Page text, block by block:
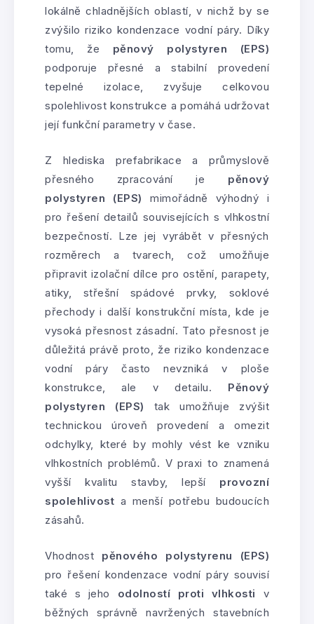
lokálně chladnějších oblastí, v nichž by se
zvýšilo riziko kondenzace vodní páry. Díky
tomu, že pěnový polystyren (EPS)
podporuje přesné a stabilní provedení
tepelné izolace, zvyšuje celkovou
spolehlivost konstrukce a pomáhá udržovat
její funkční parametry v čase.
Z hlediska prefabrikace a průmyslově
přesného zpracování je pěnový
polystyren (EPS) mimořádně výhodný i
pro řešení detailů souvisejících s vlhkostní
bezpečností. Lze jej vyrábět v přesných
rozměrech a tvarech, což umožňuje
připravit izolační dílce pro ostění, parapety,
atiky, střešní spádové prvky, soklové
přechody i další konstrukční místa, kde je
vysoká přesnost zásadní. Tato přesnost je
důležitá právě proto, že riziko kondenzace
vodní páry často nevzniká v ploše
konstrukce, ale v detailu. Pěnový
polystyren (EPS) tak umožňuje zvýšit
technickou úroveň provedení a omezit
odchylky, které by mohly vést ke vzniku
vlhkostních problémů. V praxi to znamená
vyšší kvalitu stavby, lepší provozní
spolehlivost a menší potřebu budoucích
zásahů.
Vhodnost pěnového polystyrenu (EPS)
pro řešení kondenzace vodní páry souvisí
také s jeho odolností proti vlhkosti v
běžných správně navržených stavebních